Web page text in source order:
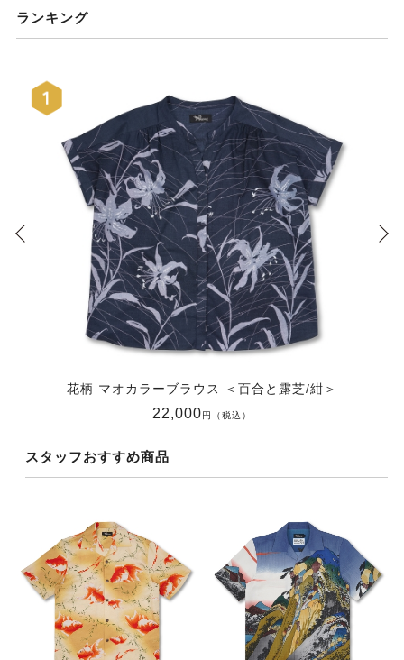
ランキング
花柄 マオカラーブラウス ＜百合と露芝/紺＞
22,000円（税込）
スタッフおすすめ商品